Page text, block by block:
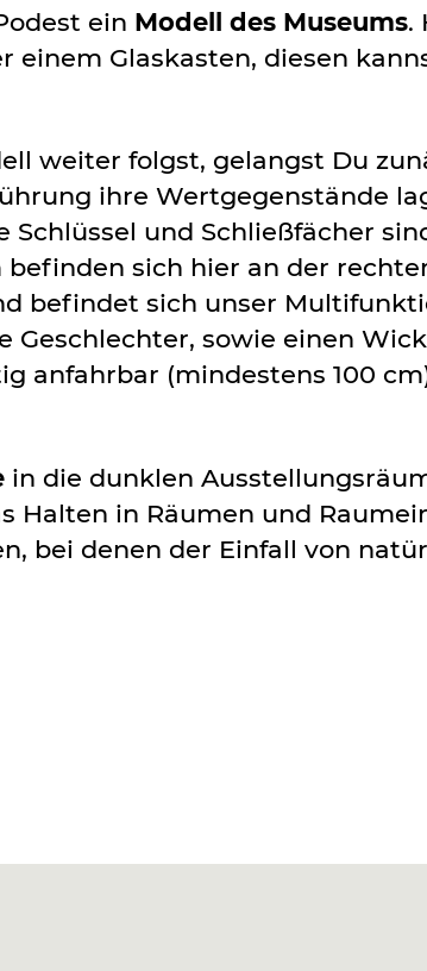
ein Modell des Museums.
einem Glaskasten, diesen
weiter folgst, gelangst Du
ihre Wertgegenstände
Schlüssel und Schließfächer
sich hier an der
befindet sich unser
Geschlechter, sowie einen
anfahrbar (mindestens 100
in die dunklen
Halten in Räumen und
bei denen der Einfall von